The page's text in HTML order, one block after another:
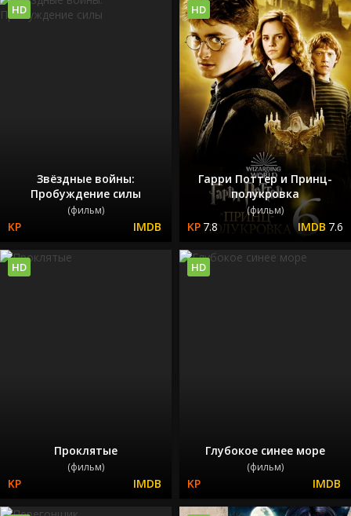
Звёздные войны:
Пробуждение силы
(фильм)
HD
Гарри Поттер и Принц-
полукровка
(фильм)
7.8 7.6
HD
Проклятые
(фильм)
HD
Глубокое синее море
(фильм)
HD